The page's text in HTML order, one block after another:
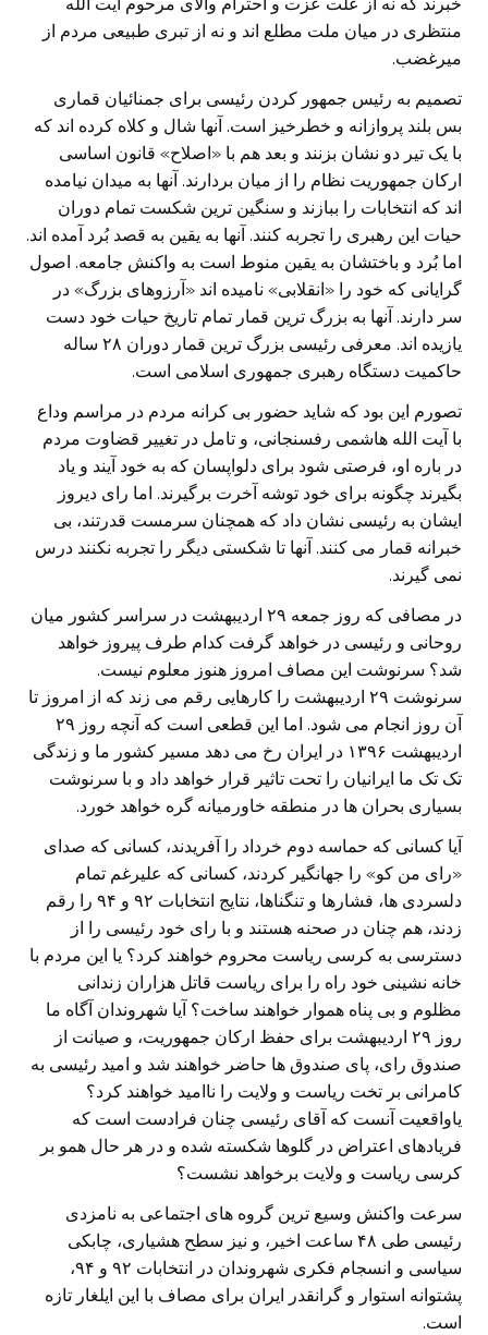
منتظری در میان ملت مطلع اند و نه از تبری طبیعی مردم از
میرغضب.
تصمیم به رئیس جمهور کردن رئیسی برای جمنائیان قماری
بس بلند پروازانه و خطرخیز است. آنها شال و کلاه کرده اند که
با یک تیر دو نشان بزنند و بعد هم با «اصلاح» قانون اساسی
ارکان جمهوریت نظام را از میان بردارند. آنها به میدان نیامده
اند که انتخابات را ببازند و سنگین ترین شکست تمام دوران
حیات این رهبری را تجربه کنند. آنها به یقین به قصد بُرد آمده اند.
اما بُرد و باختشان به یقین منوط است به واکنش جامعه. اصول
گرایانی که خود را «انقلابی» نامیده اند «آرزوهای بزرگ» در
سر دارند. آنها به بزرگ ترین قمار تمام تاریخ حیات خود دست
یازیده اند. معرفی رئیسی بزرگ ترین قمار دوران ۲۸ ساله
حاکمیت دستگاه رهبری جمهوری اسلامی است.
تصورم این بود که شاید حضور بی کرانه مردم در مراسم وداع
با آیت الله هاشمی رفسنجانی، و تامل در تغییر قضاوت مردم
در باره او، فرصتی شود برای دلواپسان که به خود آیند و یاد
بگیرند چگونه برای خود توشه آخرت برگیرند. اما رای دیروز
ایشان به رئیسی نشان داد که همچنان سرمست قدرتند، بی
خبرانه قمار می کنند. آنها تا شکستی دیگر را تجربه نکنند درس
نمی گیرند.
در مصافی که روز جمعه ۲۹ اردیبهشت در سراسر کشور میان
روحانی و رئیسی در خواهد گرفت کدام طرف پیروز خواهد
شد؟ سرنوشت این مصاف امروز هنوز معلوم نیست.
سرنوشت ۲۹ اردیبهشت را کارهایی رقم می زند که از امروز تا
آن روز انجام می شود. اما این قطعی است که آنچه روز ۲۹
اردیبهشت ۱۳۹۶ در ایران رخ می دهد مسیر کشور ما و زندگی
تک تک ما ایرانیان را تحت تاثیر قرار خواهد داد و با سرنوشت
بسیاری بحران ها در منطقه خاورمیانه گره خواهد خورد.
آیا کسانی که حماسه دوم خرداد را آفریدند، کسانی که صدای
«رای من کو» را جهانگیر کردند، کسانی که علیرغم تمام
دلسردی ها، فشارها و تنگناها، نتایج انتخابات ۹۲ و ۹۴ را رقم
زدند، هم چنان در صحنه هستند و با رای خود رئیسی را از
دسترسی به کرسی ریاست محروم خواهند کرد؟ یا این مردم با
خانه نشینی خود راه را برای ریاست قاتل هزاران زندانی
مظلوم و بی پناه هموار خواهند ساخت؟ آیا شهروندان آگاه ما
روز ۲۹ اردیبهشت برای حفظ ارکان جمهوریت، و صیانت از
صندوق رای، پای صندوق ها حاضر خواهند شد و امید رئیسی به
کامرانی بر تخت ریاست و ولایت را ناامید خواهند کرد؟
یاواقعیت آنست که آقای رئیسی چنان فرادست است که
فریادهای اعتراض در گلوها شکسته شده و در هر حال همو بر
کرسی ریاست و ولایت برخواهد نشست؟
سرعت واکنش وسیع ترین گروه های اجتماعی به نامزدی
رئیسی طی ۴۸ ساعت اخیر، و نیز سطح هشیاری، چابکی
سیاسی و انسجام فکری شهروندان در انتخابات ۹۲ و ۹۴،
پشتوانه استوار و گرانقدر ایران برای مصاف با این ایلغار تازه
است.